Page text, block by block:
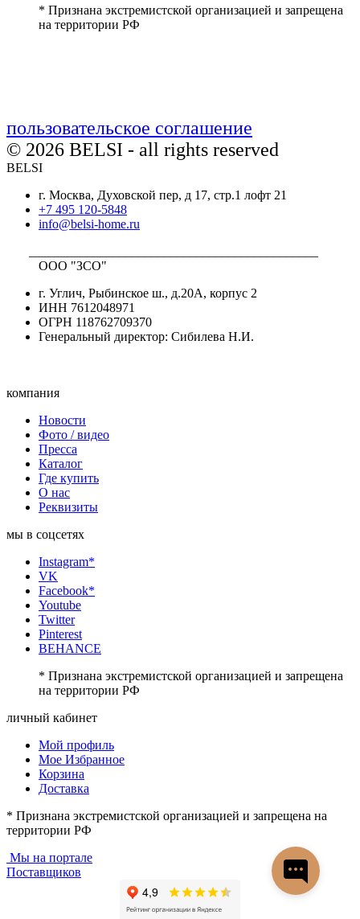
* Признана экстремистской организацией и запрещена
на территории РФ
пользовательское соглашение
© 2026 BELSI - all rights reserved
BELSI
г. Москва, Духовской пер, д 17, стр.1 лофт 21
+7 495 120-5848
info@belsi-home.ru
ООО "ЗСО"
г. Углич, Рыбинское ш., д.20А, корпус 2
ИНН 7612048971
ОГРН 118762709370
Генеральный директор: Сибилева Н.И.
компания
Новости
Фото / видео
Пресса
Каталог
Где купить
О нас
Реквизиты
мы в соцсетях
Instagram*
VK
Facebook*
Youtube
Twitter
Pinterest
BEHANCE
* Признана экстремистской организацией и запрещена
на территории РФ
личный кабинет
Мой профиль
Мое Избранное
Корзина
Доставка
* Признана экстремистской организацией и запрещена на
территории РФ
Мы на портале
Поставщиков